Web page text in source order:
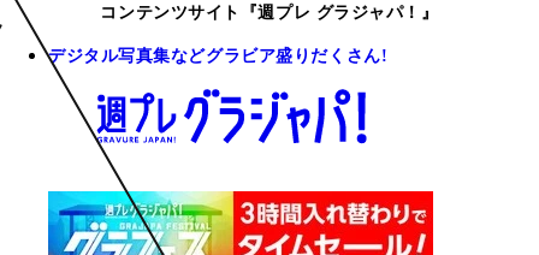
コンテンツサイト『週プレ グラジャパ！』
デジタル写真集などグラビア盛りだくさん!